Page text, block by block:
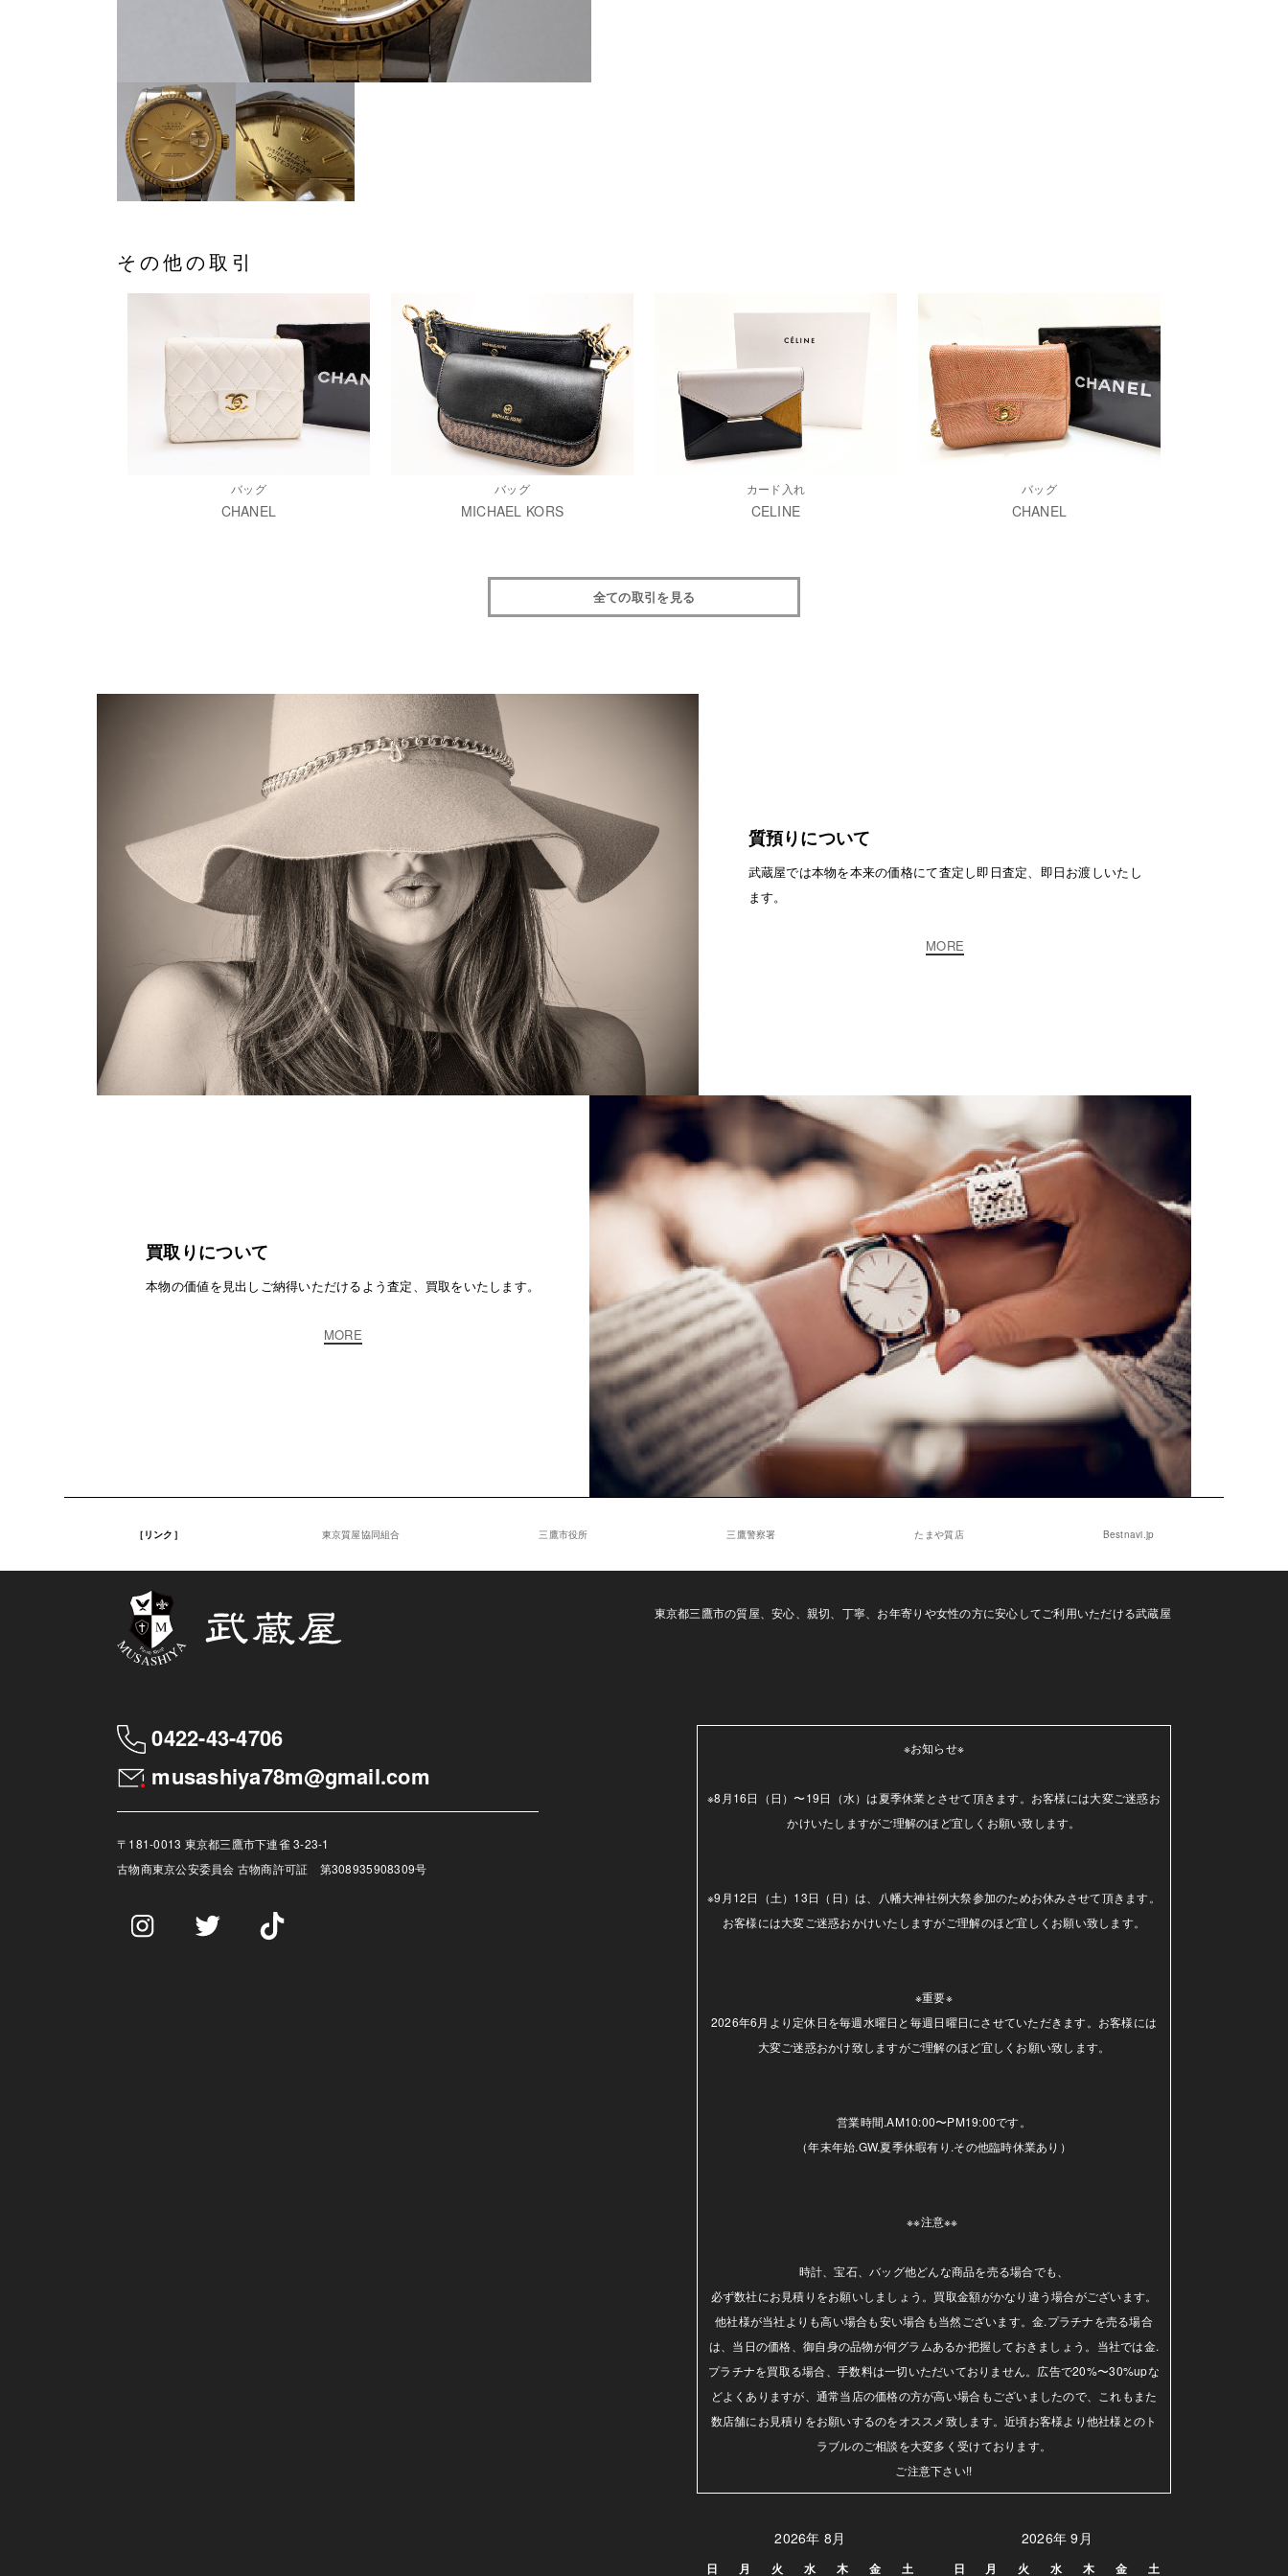
その他の取引
バッグ
CHANEL
バッグ
MICHAEL KORS
カード入れ
CELINE
バッグ
CHANEL
全ての取引を見る
質預りについて
武蔵屋では本物を本来の価格にて査定し即日査定、即日お渡しいたし
ます。
MORE
買取りについて
本物の価値を見出しご納得いただけるよう査定、買取をいたします。
MORE
［リンク］ 東京質屋協同組合 三鷹市役所 三鷹警察署 たまや質店 Bestnavi.jp
東京都三鷹市の質屋、安心、親切、丁寧、お年寄りや女性の方に安心してご利用いただける武蔵屋
0422-43-4706
musashiya78m@gmail.com
〒181-0013 東京都三鷹市下連雀 3-23-1
古物商東京公安委員会 古物商許可証 第308935908309号
※お知らせ※
※8月16日（日）〜19日（水）は夏季休業とさせて頂きます。お客様には大変ご迷惑お
かけいたしますがご理解のほど宜しくお願い致します。
※9月12日（土）13日（日）は、八幡大神社例大祭参加のためお休みさせて頂きます。
お客様には大変ご迷惑おかけいたしますがご理解のほど宜しくお願い致します。
※重要※
2026年6月より定休日を毎週水曜日と毎週日曜日にさせていただきます。お客様には
大変ご迷惑おかけ致しますがご理解のほど宜しくお願い致します。
営業時間.AM10:00〜PM19:00です。
（年末年始.GW.夏季休暇有り.その他臨時休業あり）
※※注意※※
時計、宝石、バッグ他どんな商品を売る場合でも、
必ず数社にお見積りをお願いしましょう。買取金額がかなり違う場合がございます。
他社様が当社よりも高い場合も安い場合も当然ございます。金.プラチナを売る場合
は、当日の価格、御自身の品物が何グラムあるか把握しておきましょう。当社では金.
プラチナを買取る場合、手数料は一切いただいておりません。広告で20%〜30%upな
どよくありますが、通常当店の価格の方が高い場合もございましたので、これもまた
数店舗にお見積りをお願いするのをオススメ致します。近頃お客様より他社様とのト
ラブルのご相談を大変多く受けております。
ご注意下さい!!
2026年 8月
日 月 火 水 木 金 土
2026年 9月
日 月 火 水 木 金 土